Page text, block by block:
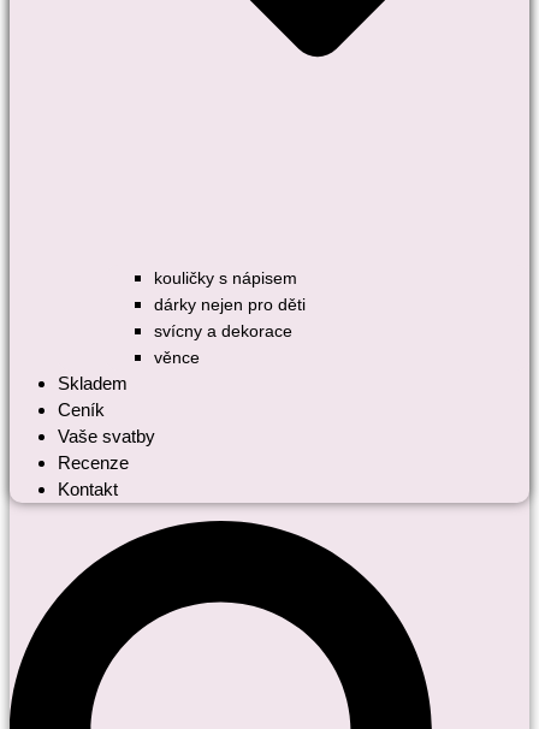
kouličky s nápisem
dárky nejen pro děti
svícny a dekorace
věnce
Skladem
Ceník
Vaše svatby
Recenze
Kontakt